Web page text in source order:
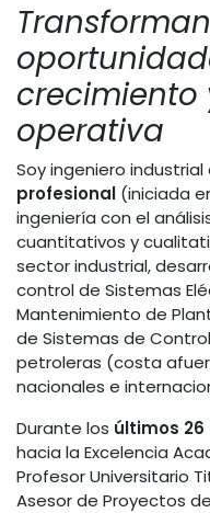
crecimiento
operativa
Soy ingeniero industrial
profesional (iniciada
ingeniería con el
cuantitativos y
sector industrial,
control de Sistemas
Mantenimiento de
de Sistemas de
petroleras (costa
nacionales e
Durante los últimos 26
hacia la Excelencia
Profesor Universitario
Asesor de Proyectos